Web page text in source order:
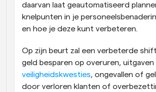
daarvan laat geautomatiseerd
knelpunten in je
en hoe je deze kunt verbeteren.
Op zijn beurt zal een verbeterde
veiligheidskwesties, ongevallen of
door verloren klanten of